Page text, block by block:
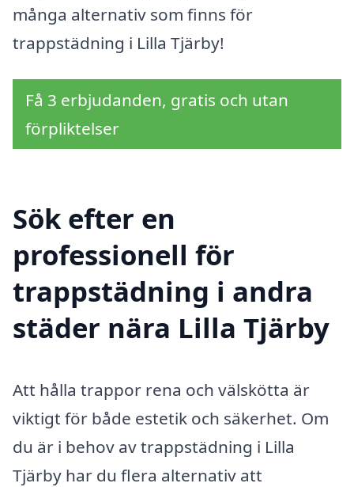
många alternativ som finns för
trappstädning i Lilla Tjärby!
Få 3 erbjudanden, gratis och utan
förpliktelser
Sök efter en
professionell för
trappstädning i andra
städer nära Lilla Tjärby
Att hålla trappor rena och välskötta är
viktigt för både estetik och säkerhet. Om
du är i behov av trappstädning i Lilla
Tjärby har du flera alternativ att